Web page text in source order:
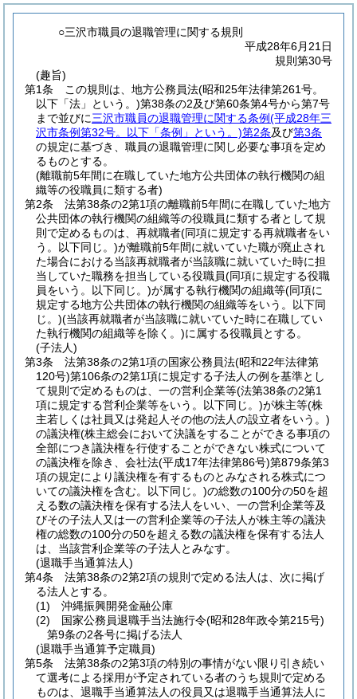
○三沢市職員の退職管理に関する規則
平成28年6月21日
規則第30号
(趣旨)
第1条
この規則は、地方公務員法(昭和25年法律第261号。
以下「法」という。)第38条の2及び第60条第4号から第7号
まで並びに三沢市職員の退職管理に関する条例(平成28年三
沢市条例第32号。以下「条例」という。)第2条及び第3条
の規定に基づき、職員の退職管理に関し必要な事項を定め
るものとする。
(離職前5年間に在職していた地方公共団体の執行機関の組
織等の役職員に類する者)
第2条
法第38条の2第1項の離職前5年間に在職していた地方
公共団体の執行機関の組織等の役職員に類する者として規
則で定めるものは、再就職者(同項に規定する再就職者をい
う。以下同じ。)が離職前5年間に就いていた職が廃止され
た場合における当該再就職者が当該職に就いていた時に担
当していた職務を担当している役職員(同項に規定する役職
員をいう。以下同じ。)が属する執行機関の組織等(同項に
規定する地方公共団体の執行機関の組織等をいう。以下同
じ。)(当該再就職者が当該職に就いていた時に在職してい
た執行機関の組織等を除く。)に属する役職員とする。
(子法人)
第3条
法第38条の2第1項の国家公務員法(昭和22年法律第
120号)第106条の2第1項に規定する子法人の例を基準とし
て規則で定めるものは、一の営利企業等(法第38条の2第1
項に規定する営利企業等をいう。以下同じ。)が株主等(株
主若しくは社員又は発起人その他の法人の設立者をいう。)
の議決権(株主総会において決議をすることができる事項の
全部につき議決権を行使することができない株式について
の議決権を除き、会社法(平成17年法律第86号)第879条第3
項の規定により議決権を有するものとみなされる株式につ
いての議決権を含む。以下同じ。)の総数の100分の50を超
える数の議決権を保有する法人をいい、一の営利企業等及
びその子法人又は一の営利企業等の子法人が株主等の議決
権の総数の100分の50を超える数の議決権を保有する法人
は、当該営利企業等の子法人とみなす。
(退職手当通算法人)
第4条
法第38条の2第2項の規則で定める法人は、次に掲げ
る法人とする。
(1)
沖縄振興開発金融公庫
(2)
国家公務員退職手当法施行令(昭和28年政令第215号)
第9条の2各号に掲げる法人
(退職手当通算予定職員)
第5条
法第38条の2第3項の特別の事情がない限り引き続い
て選考による採用が予定されている者のうち規則で定める
ものは、退職手当通算法人の役員又は退職手当通算法人に